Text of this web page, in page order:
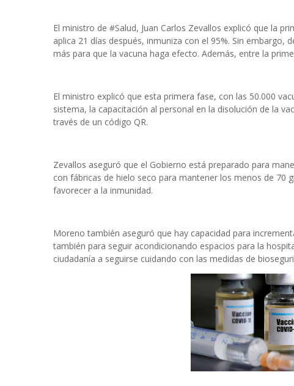
El ministro de #Salud, Juan Carlos Zevallos explicó que la
aplica 21 días después, inmuniza con el 95%. Sin embargo,
más para que la vacuna haga efecto. Además, entre la
El ministro explicó que esta primera fase, con las 50.000
sistema, la capacitación al personal en la disolución de la
través de un código QR.
Zevallos aseguró que el Gobierno está preparado para
con fábricas de hielo seco para mantener los menos de 70
favorecer a la inmunidad.
Moreno también aseguró que hay capacidad para
también para seguir acondicionando espacios para la
ciudadanía a seguirse cuidando con las medidas de